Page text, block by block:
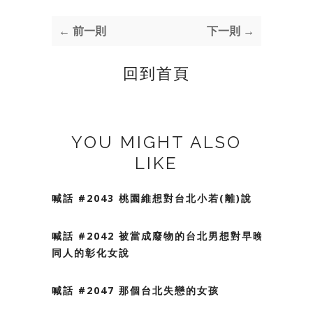
← 前一則 下一則 →
回到首頁
YOU MIGHT ALSO
LIKE
喊話 #2043 桃園維想對台北小若(離)說
喊話 #2042 被當成廢物的台北男想對早晚不
同人的彰化女說
喊話 #2047 那個台北失戀的女孩